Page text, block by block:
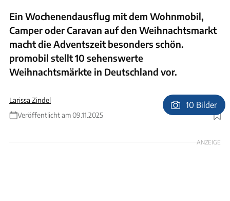
Ein Wochenendausflug mit dem Wohnmobil,
Camper oder Caravan auf den Weihnachtsmarkt
macht die Adventszeit besonders schön.
promobil stellt 10 sehenswerte
Weihnachtsmärkte in Deutschland vor.
Larissa Zindel
Veröffentlicht am 09.11.2025
Foto: gettyimages/Juergen Sack
10 Bilder
ANZEIGE